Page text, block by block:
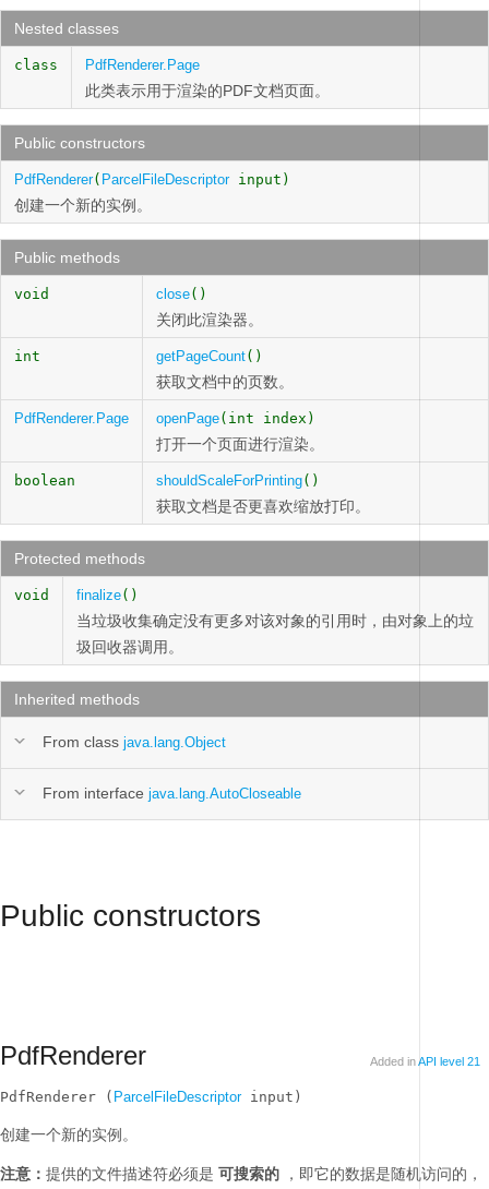
Nested classes
class PdfRenderer.Page
此类表示用于渲染的PDF文档页面。
Public constructors
PdfRenderer( ParcelFileDescriptorinput)
创建一个新的实例。
Public methods
void close()
关闭此渲染器。
int getPageCount()
获取文档中的页数。
PdfRenderer.Page openPage(int index)
打开一个页面进行渲染。
boolean shouldScaleForPrinting()
获取文档是否更喜欢缩放打印。
Protected methods
void finalize()
当垃圾收集确定没有更多对该对象的引用时，由对象上的垃
圾回收器调用。
Inherited methods
From class java.lang.Object
From interface java.lang.AutoCloseable
Public constructors
PdfRenderer Added inAPI level 21
PdfRenderer ( ParcelFileDescriptor input)
创建一个新的实例。
注意： 提供的文件描述符必须是 可搜索的 ，即它的数据是随机访问的，